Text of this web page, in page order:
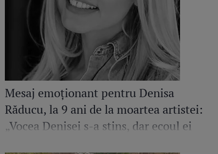
Mesaj emoționant pentru Denisa
Răducu, la 9 ani de la moartea artistei:
„Vocea Denisei s-a stins, dar ecoul ei